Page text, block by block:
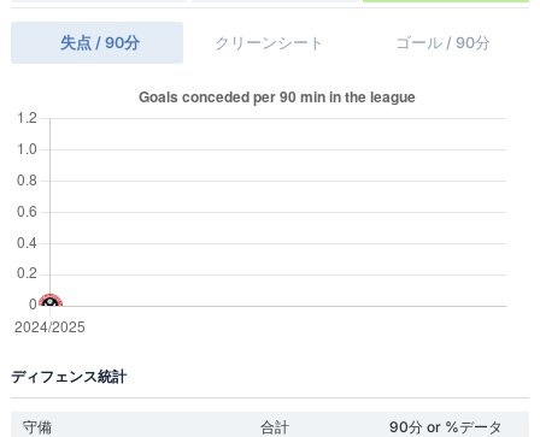
失点 / 90分 クリーンシート ゴール / 90分
ディフェンス統計
守備 合計
90分 or %データ